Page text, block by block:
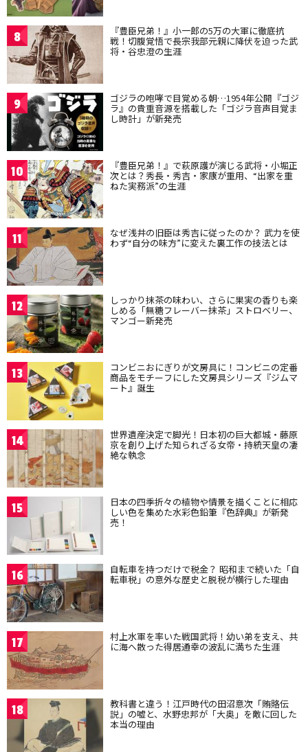
8 『豊臣兄弟！』小一郎の5万の大軍に徹底抗
戦！切腹覚悟で長宗我部元親に降伏を迫った武
将・谷忠澄の生涯
9 ゴジラの咆哮で目覚める朝…1954年公開『ゴジ
ラ』の貴重音源を搭載した「ゴジラ音声目覚ま
し時計」が新発売
10 『豊臣兄弟！』で萩原護が演じる武将・小堀正
次とは？秀長・秀吉・家康が重用、“出家を重
ねた実務派”の生涯
11 なぜ浅井の旧臣は秀吉に従ったのか？ 武力を使
わず“自分の味方”に変えた裏工作の技法とは
12 しっかり抹茶の味わい、さらに果実の香りも楽
しめる「無糖フレーバー抹茶」ストロベリー、
マンゴー新発売
13 コンビニおにぎりが文房具に！コンビニの定番
商品をモチーフにした文房具シリーズ『ジムマ
ート』誕生
14 世界遺産決定で脚光！日本初の巨大都城・藤原
京を創り上げた知られざる女帝・持統天皇の凄
絶な執念
15 日本の四季折々の植物や情景を描くことに相応
しい色を集めた水彩色鉛筆『色辞典』が新発
売！
16 自転車を持つだけで税金？ 昭和まで続いた「自
転車税」の意外な歴史と脱税が横行した理由
17 村上水軍を率いた戦国武将！幼い弟を支え、共
に海へ散った得居通幸の波乱に満ちた生涯
18 教科書と違う！江戸時代の田沼意次「賄賂伝
説」の嘘と、水野忠邦が「大奥」を敵に回した
本当の理由